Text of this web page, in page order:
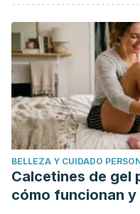
BELLEZA Y CUIDADO
Calcetines de gel
cómo funcionan